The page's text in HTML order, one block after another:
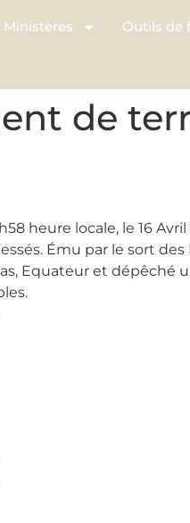
Ministères Outils de
de
heure locale, le 16
Ému par le sort
Equateur et dépêché